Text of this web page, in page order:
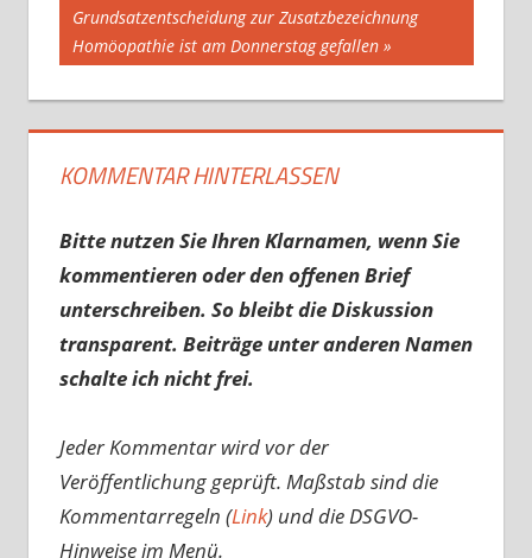
Nächster
Beitrag:
Grundsatzentscheidung zur Zusatzbezeichnung
Homöopathie ist am Donnerstag gefallen
KOMMENTAR HINTERLASSEN
Bitte nutzen Sie Ihren Klarnamen, wenn Sie
kommentieren oder den offenen Brief
unterschreiben. So bleibt die Diskussion
transparent. Beiträge unter anderen Namen
schalte ich nicht frei.
Jeder Kommentar wird vor der
Veröffentlichung geprüft. Maßstab sind die
Kommentarregeln (Link) und die DSGVO-
Hinweise im Menü.